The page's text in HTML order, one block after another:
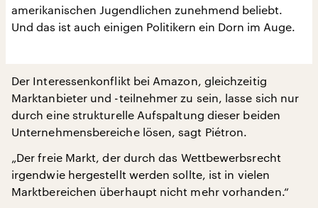
amerikanischen Jugendlichen zunehmend beliebt.
Und das ist auch einigen Politikern ein Dorn im Auge.
Der Interessenkonflikt bei Amazon, gleichzeitig
Marktanbieter und -teilnehmer zu sein, lasse sich nur
durch eine strukturelle Aufspaltung dieser beiden
Unternehmensbereiche lösen, sagt Piétron.
„Der freie Markt, der durch das Wettbewerbsrecht
irgendwie hergestellt werden sollte, ist in vielen
Marktbereichen überhaupt nicht mehr vorhanden.“